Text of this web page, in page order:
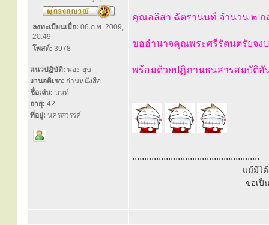
ลงทะเบียนเมื่อ: 06 ก.พ. 2009,
20:49
โพสต์: 3978
แนวปฏิบัติ: พอง-ยุบ
งานอดิเรก: อ่านหนังสือ
ชื่อเล่น: นนท์
อายุ: 42
ที่อยู่: นครสวรรค์
คุณอลิสา ฉัตรานนท์ จำนวน ๒ ก
ขออำนาจคุณพระศรีรัตนตรัยจง
พร้อมด้วยปฏิภานธนสารสมบัติอั
.....................................................
แม้มิได้
ขอเป็